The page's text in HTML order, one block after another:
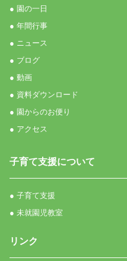
● 園の一日
● 年間行事
● ニュース
● ブログ
● 動画
● 資料ダウンロード
● 園からのお便り
● アクセス
子育て支援について
● 子育て支援
● 未就園児教室
リンク